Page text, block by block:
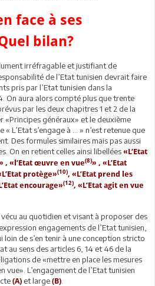
face à ses
bilan?
irréfragable et justifiant de
de l’Etat tunisien devrait faire
pris par l’Etat tunisien dans la
On aura alors compté plus que trente
par les deux chapitres 1 et 2 de la
généraux» et le deuxième
L’Etat s’engage à … » n’est retenue que
Des formules similaires mais pas aussi
On en retient celles ainsi libellées «L’Etat
, «l’Etat œuvre en vue(8)» , «L’Etat
protège»(10), «L’Etat prend les
encourage»(12), «L’Etat agit en vue
au quotidien et visant à proposer des
engagements de l’Etat tunisien,
loin de s’en tenir à une conception stricto
au sens des articles 6, 14 et 46 de la
de «mettre en place les mesures
vue». L’engagement de l’Etat tunisien
(A) et large (B)